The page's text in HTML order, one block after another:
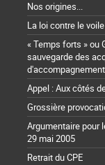
Nos origines...
La loi contre le
« Temps forts » ou
sauvegarde des
Appel : Aux côtés
Grossière
Argumentaire pour
29 mai 2005
Retrait du CPE